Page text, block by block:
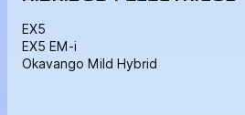
EX5
EX5 EM-i
Okavango Mild Hybrid